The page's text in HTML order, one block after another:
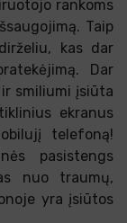
rankoms
Taip
kas dar
Dar
smiliumi įsiūta
ekranus
telefoną!
pasistengs
nuo traumų,
yra įsiūtos